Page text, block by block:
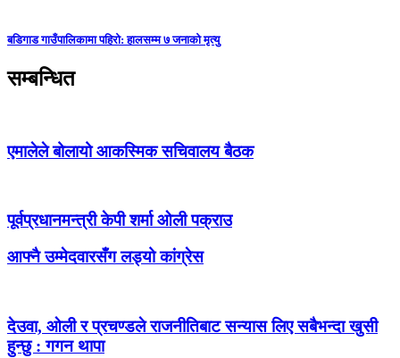
बडिगाड गाउँपालिकामा पहिरो: हालसम्म ७ जनाको मृत्यु
सम्बन्धित
एमालेले बोलायो आकस्मिक सचिवालय बैठक
पूर्वप्रधानमन्त्री केपी शर्मा ओली पक्राउ
आफ्नै उम्मेदवारसँग लड्यो कांग्रेस
देउवा, ओली र प्रचण्डले राजनीतिबाट सन्यास लिए सबैभन्दा खुसी
हुन्छु : गगन थापा